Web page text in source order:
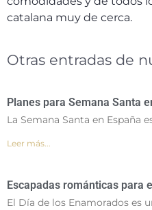
catalana muy de cerca.
Otras entradas de
Planes para Semana Santa
La Semana Santa en España
Leer más...
Escapadas románticas para
El Día de los Enamorados es